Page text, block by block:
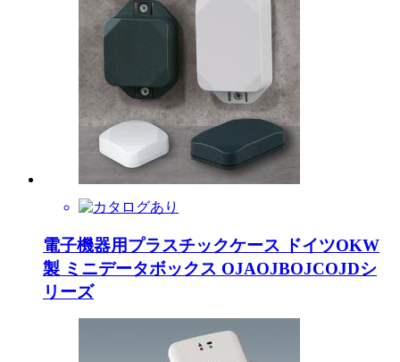
電子機器用プラスチックケース ドイツOKW
製 ミニデータボックス OJAOJBOJCOJDシ
リーズ